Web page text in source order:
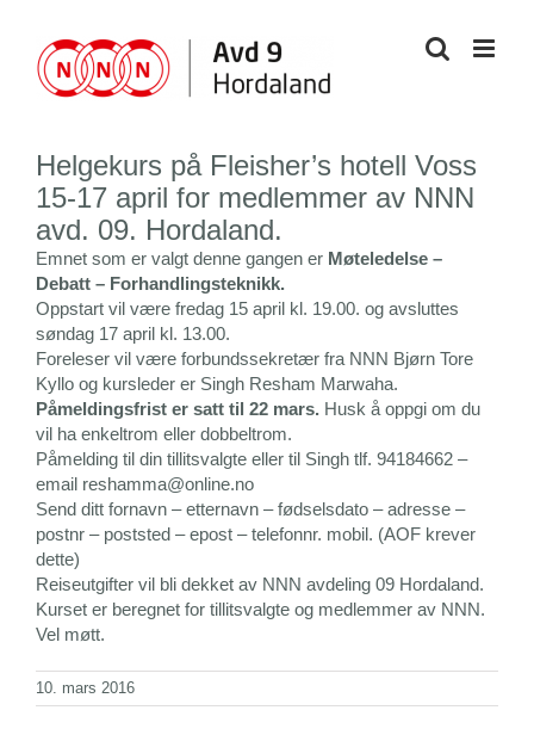
content
Helgekurs på Fleisher’s hotell Voss
15-17 april for medlemmer av NNN
avd. 09. Hordaland.
Emnet som er valgt denne gangen er Møteledelse –
Debatt – Forhandlingsteknikk.
Oppstart vil være fredag 15 april kl. 19.00. og avsluttes
søndag 17 april kl. 13.00.
Foreleser vil være forbundssekretær fra NNN Bjørn Tore
Kyllo og kursleder er Singh Resham Marwaha.
Påmeldingsfrist er satt til 22 mars. Husk å oppgi om du
vil ha enkeltrom eller dobbeltrom.
Påmelding til din tillitsvalgte eller til Singh tlf. 94184662 –
email reshamma@online.no
Send ditt fornavn – etternavn – fødselsdato – adresse –
postnr – poststed – epost – telefonnr. mobil. (AOF krever
dette)
Reiseutgifter vil bli dekket av NNN avdeling 09 Hordaland.
Kurset er beregnet for tillitsvalgte og medlemmer av NNN.
Vel møtt.
10. mars 2016